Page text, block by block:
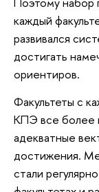
каждый
развивался
достигать
ориентиров.
Факультеты с
КПЭ все более
адекватные
достижения.
стали